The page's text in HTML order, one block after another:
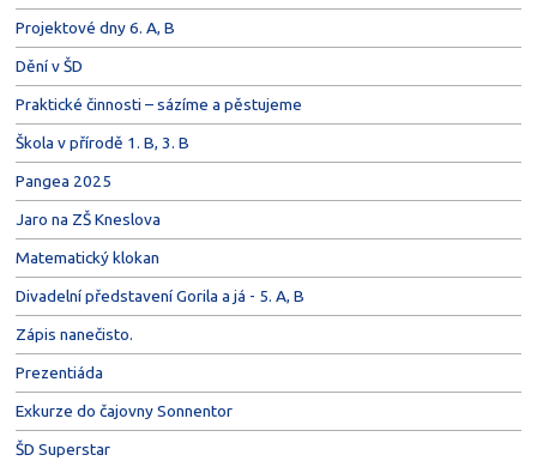
Projektové dny 6. A, B
Dění v ŠD
Praktické činnosti – sázíme a pěstujeme
Škola v přírodě 1. B, 3. B
Pangea 2025
Jaro na ZŠ Kneslova
Matematický klokan
Divadelní představení Gorila a já - 5. A, B
Zápis nanečisto.
Prezentiáda
Exkurze do čajovny Sonnentor
ŠD Superstar